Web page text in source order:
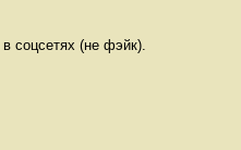
соцсетях (не фэйк).